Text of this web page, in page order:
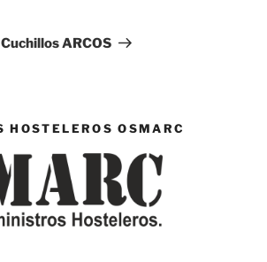
ARCOS
HOSTELEROS OSMARC